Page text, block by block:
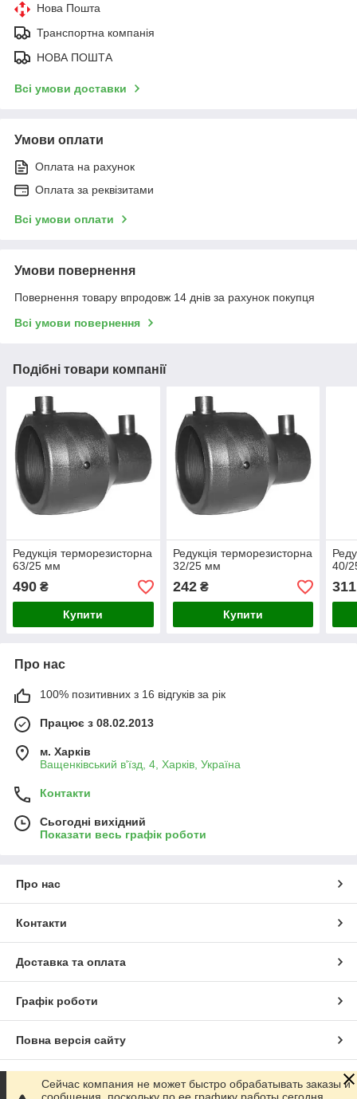
Нова Пошта
Транспортна компанія
НОВА ПОШТА
Всі умови доставки
Умови оплати
Оплата на рахунок
Оплата за реквізитами
Всі умови оплати
Умови повернення
Повернення товару впродовж 14 днів за рахунок покупця
Всі умови повернення
Подібні товари компанії
Редукція терморезисторна
63/25 мм
490 ₴
Купити
Редукція терморезисторна
32/25 мм
242₴
Купити
40/
311
Про нас
100% позитивних з 16 відгуків за рік
Працює з 08.02.2013
м. Харків
Ващенківський в'їзд, 4, Харків, Україна
Контакти
Сьогодні вихідний
Показати весь графік роботи
Про нас
Контакти
Доставка та оплата
Графік роботи
Повна версія сайту
Сайт створено на маркетплейсі Prom.ua
Сейчас компания не может быстро обрабатывать заказы и